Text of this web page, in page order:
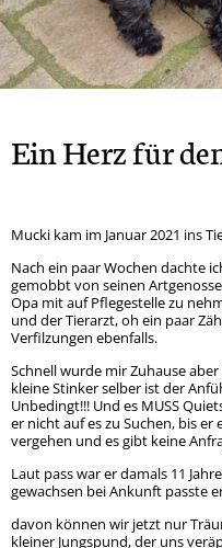
Ein Herz für
Mucki kam im Januar 2021 ins
Nach ein paar Wochen dachte
gemobbt von seinen
Opa mit auf Pflegestelle zu
und der Tierarzt, oh ein paar
Verfilzungen ebenfalls.
Schnell wurde mir Zuhause
kleine Stinker selber ist der
Unbedingt!!! Und es MUSS
er nicht auf es zu Suchen, bis
vergehen und es gibt keine
Laut pass war er damals 11
gewachsen bei Ankunft passte
davon können wir jetzt nur
kleiner Jungspund, der uns